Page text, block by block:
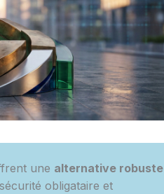
une alternative robuste
obligataire et